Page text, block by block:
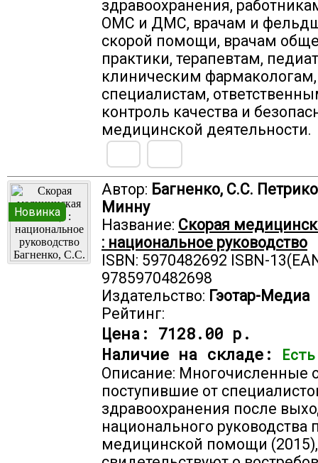
здравоохранения,
ОМС и ДМС, врачам и
скорой помощи, врачам
практики, терапевтам,
клиническим фармакологам,
специалистам,
контроль качества и
медицинской деятельности.
Новинка
Автор: Багненко, С.С.
Минну
Название: Скорая
: национальное руководство
ISBN: 5970482692 ISBN-
9785970482698
Издательство: Гэотар-Медиа
Рейтинг:
Цена: 7128.00 р.
Наличие на складе:
Описание: Многочисленные
поступившие от
здравоохранения после
национального руководства
медицинской помощи (2015),